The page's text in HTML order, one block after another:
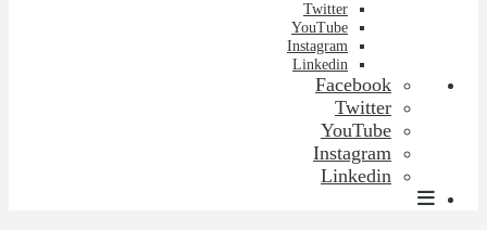
Twitter
YouTube
Instagram
Linkedin
Facebook
Twitter
YouTube
Instagram
Linkedin